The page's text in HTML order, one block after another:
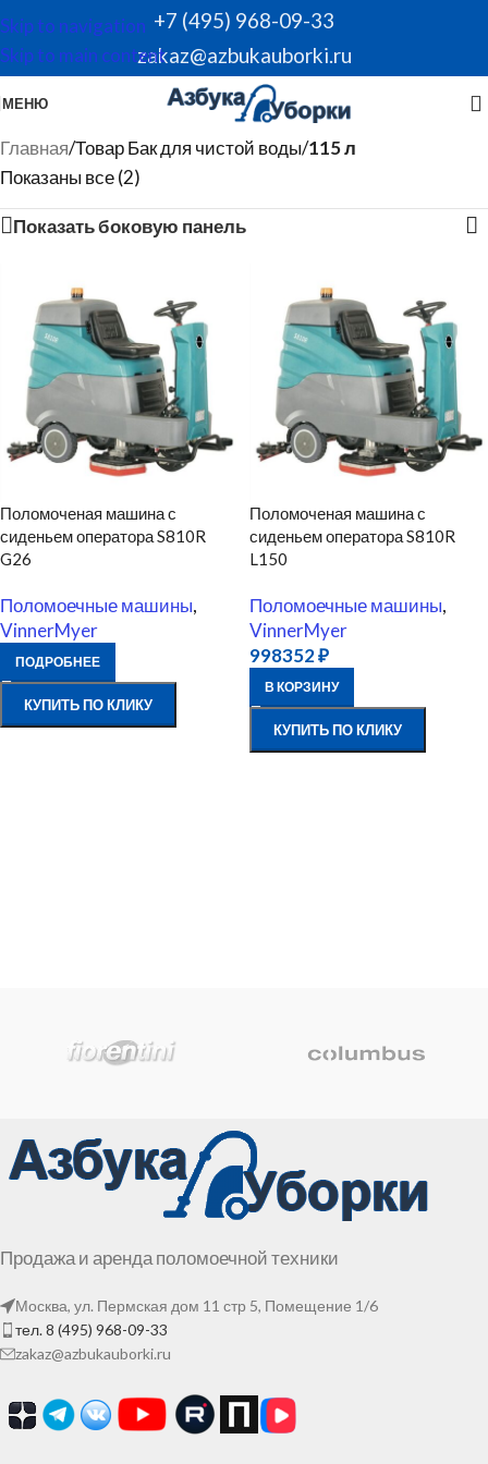
Skip to navigation
Skip to main content
+7 (495) 968-09-33
zakaz@azbukauborki.ru
МЕНЮ
Главная/Товар Бак для чистой воды/115 л
Показаны все (2)
Показать боковую панель
Поломоченая машина с
сиденьем оператора S810R
G26
Поломоечные машины,
VinnerMyer
ПОДРОБНЕЕ
КУПИТЬ ПО КЛИКУ
Поломоченая машина с
сиденьем оператора S810R
L150
Поломоечные машины,
VinnerMyer
998352₽
В КОРЗИНУ
КУПИТЬ ПО КЛИКУ
Продажа и аренда поломоечной техники
Москва, ул. Пермская дом 11 стр 5, Помещение 1/6
тел. 8 (495) 968-09-33
zakaz@azbukauborki.ru